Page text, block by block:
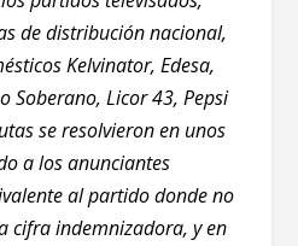
de distribución nacional,
Kelvinator, Edesa,
Soberano, Licor 43, Pepsi
se resolvieron en unos
a los anunciantes
al partido donde no
cifra indemnizadora, y en